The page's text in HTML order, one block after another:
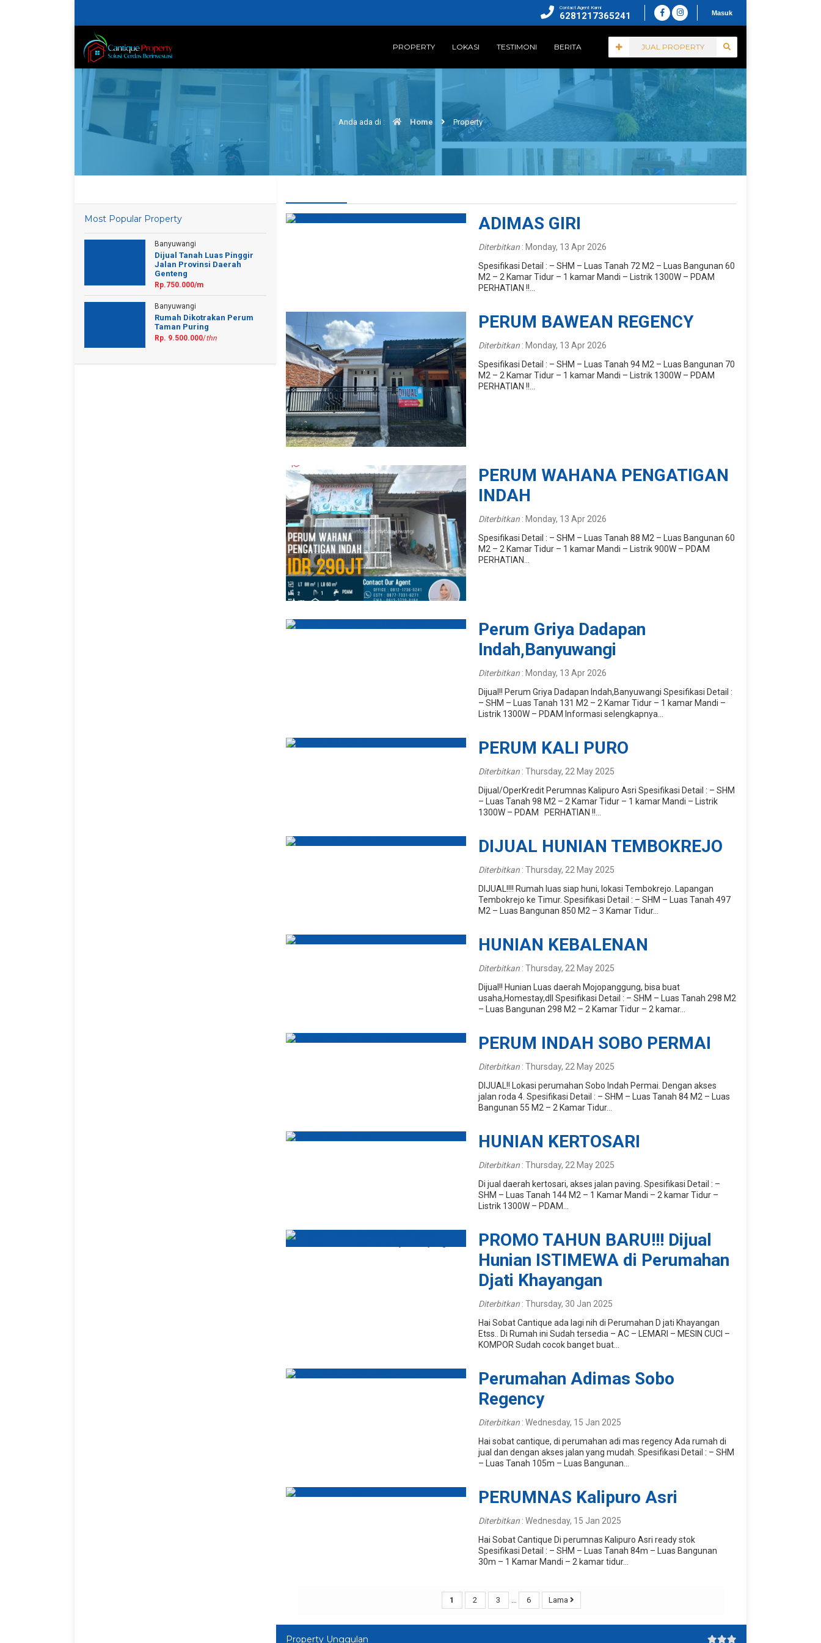
Contact Agent Kami
6281217365241 Masuk
JUAL PROPERTY
PROPERTY LOKASI TESTIMONI BERITA
Anda ada di : Home Property
ADIMAS GIRI
Diterbitkan : Monday, 13 Apr 2026
Spesifikasi Detail : – SHM – Luas Tanah 72 M2 – Luas Bangunan 60
M2 – 2 Kamar Tidur – 1 kamar Mandi – Listrik 1300W – PDAM
PERHATIAN !!...
PERUM BAWEAN REGENCY
Diterbitkan : Monday, 13 Apr 2026
Spesifikasi Detail : – SHM – Luas Tanah 94 M2 – Luas Bangunan 70
M2 – 2 Kamar Tidur – 1 kamar Mandi – Listrik 1300W – PDAM
PERHATIAN !!...
PERUM WAHANA PENGATIGAN
INDAH
Diterbitkan : Monday, 13 Apr 2026
Spesifikasi Detail : – SHM – Luas Tanah 88 M2 – Luas Bangunan 60
M2 – 2 Kamar Tidur – 1 kamar Mandi – Listrik 900W – PDAM
PERHATIAN...
Perum Griya Dadapan
Indah,Banyuwangi
Diterbitkan : Monday, 13 Apr 2026
Dijual!! Perum Griya Dadapan Indah,Banyuwangi Spesifikasi Detail :
– SHM – Luas Tanah 131 M2 – 2 Kamar Tidur – 1 kamar Mandi –
Listrik 1300W – PDAM Informasi selengkapnya...
PERUM KALI PURO
Diterbitkan :Thursday, 22 May 2025
Dijual/OperKredit Perumnas Kalipuro Asri Spesifikasi Detail : – SHM
– Luas Tanah 98 M2 – 2 Kamar Tidur – 1 kamar Mandi – Listrik
1300W – PDAM PERHATIAN !!...
DIJUAL HUNIAN TEMBOKREJO
Diterbitkan :Thursday, 22 May 2025
DIJUAL!!!! Rumah luas siap huni, lokasi Tembokrejo. Lapangan
Tembokrejo ke Timur. Spesifikasi Detail : – SHM – Luas Tanah 497
M2 – Luas Bangunan 850 M2 – 3 Kamar Tidur...
HUNIAN KEBALENAN
Diterbitkan :Thursday, 22 May 2025
Dijual!! Hunian Luas daerah Mojopanggung, bisa buat
usaha,Homestay,dll Spesifikasi Detail : – SHM – Luas Tanah 298 M2
– Luas Bangunan 298 M2 – 2 Kamar Tidur – 2 kamar...
PERUM INDAH SOBO PERMAI
Diterbitkan :Thursday, 22 May 2025
DIJUAL!! Lokasi perumahan Sobo Indah Permai. Dengan akses
jalan roda 4. Spesifikasi Detail : – SHM – Luas Tanah 84 M2 – Luas
Bangunan 55 M2 – 2 Kamar Tidur...
HUNIAN KERTOSARI
Diterbitkan :Thursday, 22 May 2025
Di jual daerah kertosari, akses jalan paving. Spesifikasi Detail : –
SHM – Luas Tanah 144 M2 – 1 Kamar Mandi – 2 kamar Tidur –
Listrik 1300W – PDAM...
PROMO TAHUN BARU!!! Dijual
Hunian ISTIMEWA di Perumahan
Djati Khayangan
Diterbitkan :Thursday, 30 Jan 2025
Hai Sobat Cantique ada lagi nih di Perumahan D jati Khayangan
Etss.. Di Rumah ini Sudah tersedia – AC – LEMARI – MESIN CUCI –
KOMPOR Sudah cocok banget buat...
Perumahan Adimas Sobo
Regency
Diterbitkan :Wednesday, 15 Jan 2025
Hai sobat cantique, di perumahan adi mas regency Ada rumah di
jual dan dengan akses jalan yang mudah. Spesifikasi Detail : – SHM
– Luas Tanah 105m – Luas Bangunan...
PERUMNAS Kalipuro Asri
Diterbitkan :Wednesday, 15 Jan 2025
Hai Sobat Cantique Di perumnas Kalipuro Asri ready stok
Spesifikasi Detail : – SHM – Luas Tanah 84m – Luas Bangunan
30m – 1 Kamar Mandi – 2 kamar tidur...
1 2 3 6 Lama
Property Unggulan
Most Popular Property
Banyuwangi
Dijual Tanah Luas Pinggir
Jalan Provinsi Daerah
Genteng
Rp.750.000/m
Banyuwangi
Rumah Dikotrakan Perum
Taman Puring
Rp. 9.500.000/thn